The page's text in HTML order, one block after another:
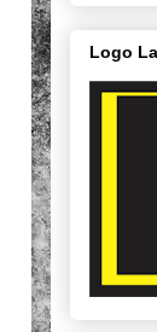
Logo